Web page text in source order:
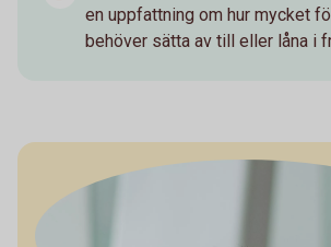
en uppfattning om hur mycket
behöver sätta av till eller låna i